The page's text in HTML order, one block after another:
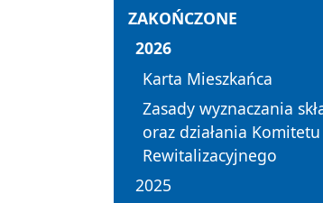
ZAKOŃCZONE
2026
Karta Mieszkańca
Zasady wyznaczania
oraz działania Komitetu
Rewitalizacyjnego
2025